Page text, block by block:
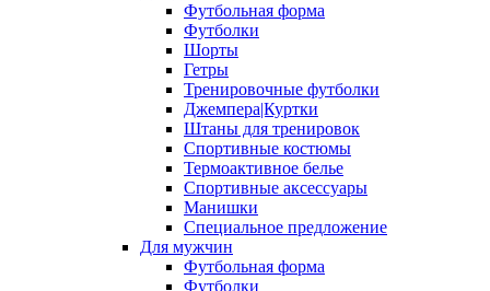
Футбольная форма
Футболки
Шорты
Гетры
Тренировочные футболки
Джемпера|Куртки
Штаны для тренировок
Спортивные костюмы
Термоактивное белье
Спортивные аксессуары
Манишки
Специальное предложение
Для мужчин
Футбольная форма
Футболки